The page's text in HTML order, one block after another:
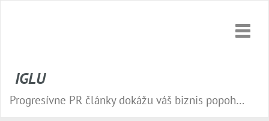
Toggle
IGLU
Progresívne PR články dokážu váš biznis popohnať vesmírnou rýchlosťou vpred. Nepremeškajte tú správnu príležitosť a publikujte na našom webe.